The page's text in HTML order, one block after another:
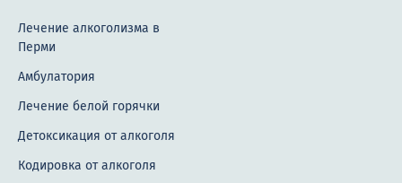
Лечение алкоголизма в
Перми
Амбулатория
Лечение белой горячки
Детоксикация от алкоголя
Кодировка от алкоголя